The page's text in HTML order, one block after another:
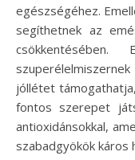
egészségéhez.
segíthetnek az
jóllétet
fontos szerepet
antioxidánsokkal,
szabadgyökök káros